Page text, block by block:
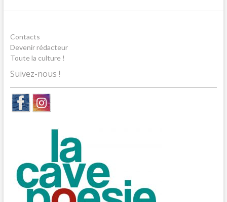
Contacts
Devenir rédacteur
Toute la culture !
Suivez-nous !